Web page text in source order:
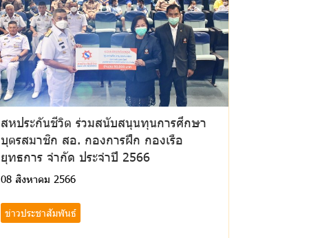
สหประกันชีวิต ร่วมสนับสนุนทุนการศึกษา
บุตรสมาชิก สอ. กองการฝึก กองเรือ
ยุทธการ จำกัด ประจำปี 2566
08 สิงหาคม 2566
ข่าวประชาสัมพันธ์